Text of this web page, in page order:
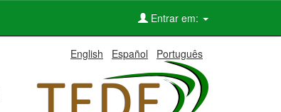
Entrar em:
English Español Português